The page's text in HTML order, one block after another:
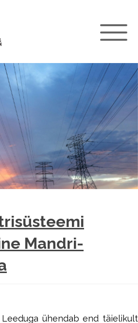
Mandri-
ühendab end täielikult